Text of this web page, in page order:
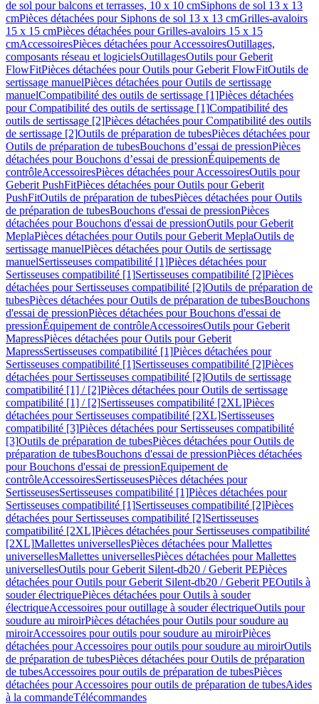
de sol pour balcons et terrasses, 10 x 10 cmSiphons de sol 13 x 13
cmPièces détachées pour Siphons de sol 13 x 13 cmGrilles-avaloirs
15 x 15 cmPièces détachées pour Grilles-avaloirs 15 x 15
cmAccessoiresPièces détachées pour AccessoiresOutillages,
composants réseau et logicielsOutillagesOutils pour Geberit
FlowFitPièces détachées pour Outils pour Geberit FlowFitOutils de
sertissage manuelPièces détachées pour Outils de sertissage
manuelCompatibilité des outils de sertissage [1]Pièces détachées
pour Compatibilité des outils de sertissage [1]Compatibilité des
outils de sertissage [2]Pièces détachées pour Compatibilité des outils
de sertissage [2]Outils de préparation de tubesPièces détachées pour
Outils de préparation de tubesBouchons d’essai de pressionPièces
détachées pour Bouchons d’essai de pressionÉquipements de
contrôleAccessoiresPièces détachées pour AccessoiresOutils pour
Geberit PushFitPièces détachées pour Outils pour Geberit
PushFitOutils de préparation de tubesPièces détachées pour Outils
de préparation de tubesBouchons d'essai de pressionPièces
détachées pour Bouchons d'essai de pressionOutils pour Geberit
MeplaPièces détachées pour Outils pour Geberit MeplaOutils de
sertissage manuelPièces détachées pour Outils de sertissage
manuelSertisseuses compatibilité [1]Pièces détachées pour
Sertisseuses compatibilité [1]Sertisseuses compatibilité [2]Pièces
détachées pour Sertisseuses compatibilité [2]Outils de préparation de
tubesPièces détachées pour Outils de préparation de tubesBouchons
d'essai de pressionPièces détachées pour Bouchons d'essai de
pressionÉquipement de contrôleAccessoiresOutils pour Geberit
MapressPièces détachées pour Outils pour Geberit
MapressSertisseuses compatibilité [1]Pièces détachées pour
Sertisseuses compatibilité [1]Sertisseuses compatibilité [2]Pièces
détachées pour Sertisseuses compatibilité [2]Outils de sertissage
compatibilité [1] / [2]Pièces détachées pour Outils de sertissage
compatibilité [1] / [2]Sertisseuses compatibilité [2XL]Pièces
détachées pour Sertisseuses compatibilité [2XL]Sertisseuses
compatibilité [3]Pièces détachées pour Sertisseuses compatibilité
[3]Outils de préparation de tubesPièces détachées pour Outils de
préparation de tubesBouchons d'essai de pressionPièces détachées
pour Bouchons d'essai de pressionEquipement de
contrôleAccessoiresSertisseusesPièces détachées pour
SertisseusesSertisseuses compatibilité [1]Pièces détachées pour
Sertisseuses compatibilité [1]Sertisseuses compatibilité [2]Pièces
détachées pour Sertisseuses compatibilité [2]Sertisseuses
compatibilité [2XL]Pièces détachées pour Sertisseuses compatibilité
[2XL]Mallettes universellesPièces détachées pour Mallettes
universellesMallettes universellesPièces détachées pour Mallettes
universellesOutils pour Geberit Silent-db20 / Geberit PEPièces
détachées pour Outils pour Geberit Silent-db20 / Geberit PEOutils à
souder électriquePièces détachées pour Outils à souder
électriqueAccessoires pour outillage à souder électriqueOutils pour
soudure au miroirPièces détachées pour Outils pour soudure au
miroirAccessoires pour outils pour soudure au miroirPièces
détachées pour Accessoires pour outils pour soudure au miroirOutils
de préparation de tubesPièces détachées pour Outils de préparation
de tubesAccessoires pour outils de préparation de tubesPièces
détachées pour Accessoires pour outils de préparation de tubesAides
à la commandeTélécommandes